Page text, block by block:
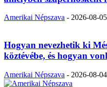
Amerikai Népszava - 2026-08-05
Hogyan nevezhetik ki
köztévébe, és hogyan
Amerikai Népszava - 2026-08-04